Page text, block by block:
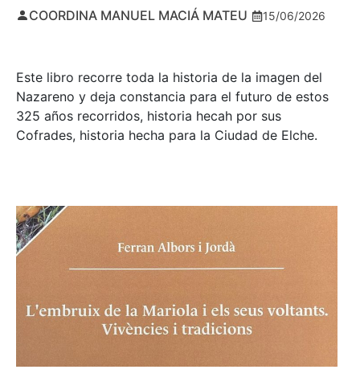
COORDINA MANUEL MACIÁ MATEU 15/06/2026
Este libro recorre toda la historia de la imagen del
Nazareno y deja constancia para el futuro de estos
325 años recorridos, historia hecah por sus
Cofrades, historia hecha para la Ciudad de Elche.